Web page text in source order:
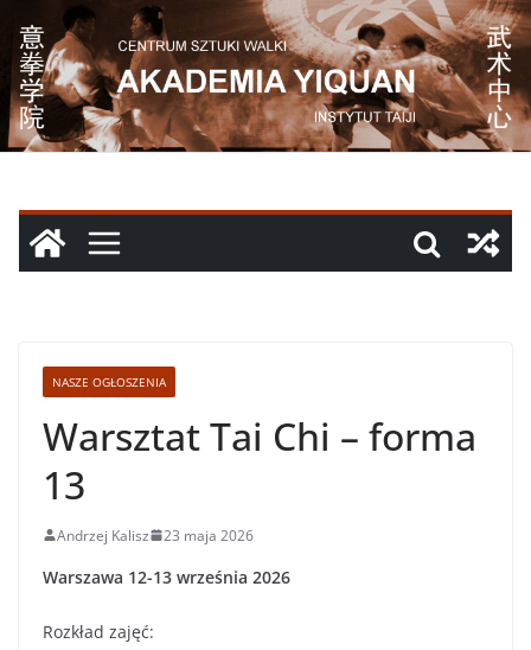
do
treści
NASZE OGŁOSZENIA
Warsztat Tai Chi – forma
13
Andrzej Kalisz 23 maja 2026
Warszawa 12-13 września 2026
Rozkład zajęć: